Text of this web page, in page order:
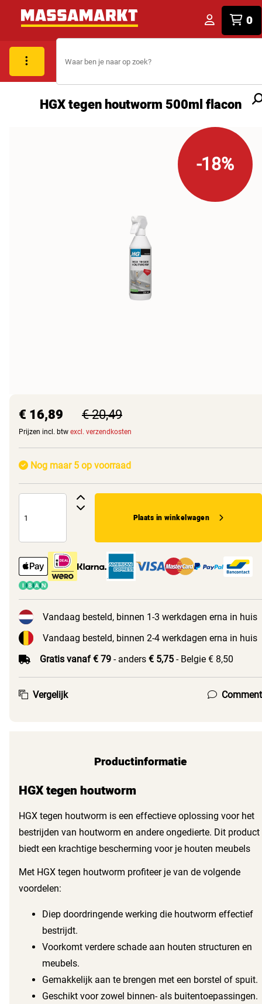
0
HGX tegen houtworm 500ml flacon
-18%
€ 16,89 € 20,49
Prijzen incl. btw excl. verzendkosten
Nog maar 5 op voorraad
Plaats in winkelwagen
Vandaag besteld, binnen 1-3 werkdagen erna in huis
Vandaag besteld, binnen 2-4 werkdagen erna in huis
Gratis vanaf € 79 - anders € 5,75 - Belgie € 8,50
Vergelijk Comment
Productinformatie
HGX tegen houtworm
HGX tegen houtworm is een effectieve oplossing voor het
bestrijden van houtworm en andere ongedierte. Dit product
biedt een krachtige bescherming voor je houten meubels
Met HGX tegen houtworm profiteer je van de volgende
voordelen:
Diep doordringende werking die houtworm effectief
bestrijdt.
Voorkomt verdere schade aan houten structuren en
meubels.
Gemakkelijk aan te brengen met een borstel of spuit.
Geschikt voor zowel binnen- als buitentoepassingen.